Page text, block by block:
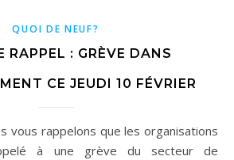
QUOI DE NEUF?
RAPPEL : GRÈVE DANS
CE JEUDI 10 FÉVRIER
à une grève du secteur de